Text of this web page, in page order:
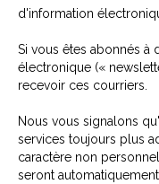
d'information
Si vous êtes abonnés à
électronique («
recevoir ces courriers.
Nous vous signalons
services toujours plus
caractère non
seront